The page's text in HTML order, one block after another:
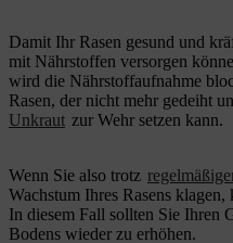
Damit Ihr Rasen gesund und
mit Nährstoffen versorgen
wird die Nährstoffaufnahme
Rasen, der nicht mehr gedeiht
Unkraut zur Wehr setzen kann.
Wenn Sie also trotz
Wachstum Ihres Rasens
In diesem Fall sollten Sie Ihren
Bodens wieder zu erhöhen.